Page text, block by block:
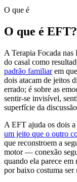
O que é
O que é EFT?
A Terapia Focada
do casal como
padrão familiarem
dois atacam de jeitos
errado; é sobre as
sentir-se invisível,
superfície da
A EFT ajuda os dois
um jeito que o outro
que reconstroem a
motor — conexão
quando ela parece em
por baixo costuma